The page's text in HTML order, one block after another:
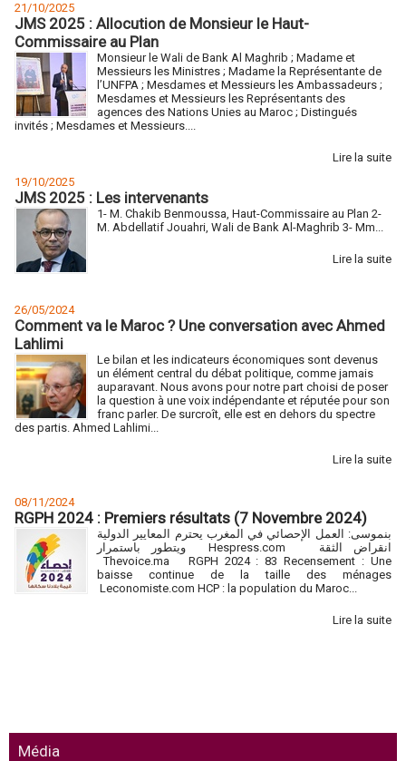
Média
21/10/2025
JMS 2025 : Allocution de Monsieur le Haut-
Commissaire au Plan
Monsieur le Wali de Bank Al Maghrib ; Madame et
Messieurs les Ministres ; Madame la Représentante de
l’UNFPA ; Mesdames et Messieurs les Ambassadeurs ;
Mesdames et Messieurs les Représentants des
agences des Nations Unies au Maroc ; Distingués
invités ; Mesdames et Messieurs....
Lire la suite
19/10/2025
JMS 2025 : Les intervenants
1- M. Chakib Benmoussa, Haut-Commissaire au Plan 2-
M. Abdellatif Jouahri, Wali de Bank Al-Maghrib 3- Mm...
Lire la suite
26/05/2024
Comment va le Maroc ? Une conversation avec Ahmed
Lahlimi
Le bilan et les indicateurs économiques sont devenus
un élément central du débat politique, comme jamais
auparavant. Nous avons pour notre part choisi de poser
la question à une voix indépendante et réputée pour son
franc parler. De surcroît, elle est en dehors du spectre
des partis. Ahmed Lahlimi...
Lire la suite
08/11/2024
RGPH 2024 : Premiers résultats (7 Novembre 2024)
بنموسى: العمل الإحصائي في المغرب يحترم المعايير الدولية
ويتطور باستمرار Hespress.com انقراض الثقة
Thevoice.ma RGPH 2024 : 83 Recensement : Une
baisse continue de la taille des ménages
Leconomiste.com HCP : la population du Maroc...
Lire la suite